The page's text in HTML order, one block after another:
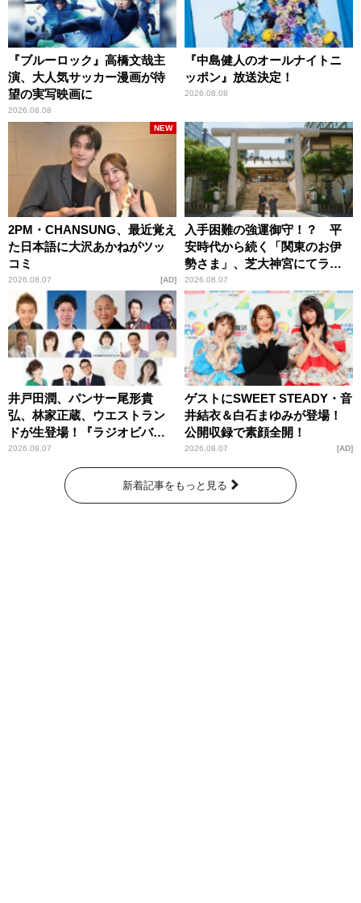
『ブルーロック』高橋文哉主
演、大人気サッカー漫画が待
望の実写映画に
2026.08.08
『中島健人のオールナイトニ
ッポン』放送決定！
2026.08.08
2PM・CHANSUNG、最近覚え
た日本語に大沢あかねがツッ
コミ
2026.08.07
NEW
AD
入手困難の強運御守！？ 平
安時代から続く「関東のお伊
勢さま」、芝大神宮にてラン
パンプスが合格祈願！
2026.08.07
井戸田潤、パンサー尾形貴
弘、林家正蔵、ウエストラン
ドが生登場！『ラジオビバリ
ー昼ズ』
2026.08.07
ゲストにSWEET STEADY・音
井結衣＆白石まゆみが登場！
公開収録で素顔全開！
2026.08.07 AD
新着記事をもっと見る